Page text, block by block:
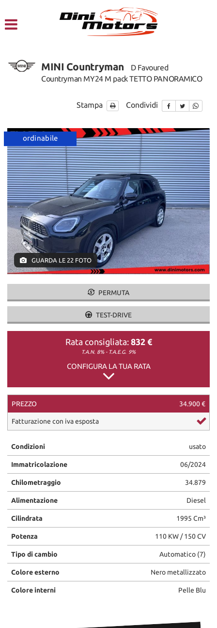
LISTA VEICOLI
SERVIZI
FINANZIAMENTI – LEASING
ACQUISTIAMO USATO
ASSISTENZA
DICONO DI NOI
CONTATTI
MINI Countryman
D Favoured
Countryman MY24 M pack TETTO PANORAMICO
Stampa Condividi
ordinabile
GUARDA LE 22 FOTO
PERMUTA
TEST-DRIVE
Rata consigliata: 832 €
T.A.N. 8% - T.A.E.G. 9%
CONFIGURA LA TUA RATA
PREZZO 34.900 €
Fatturazione con iva esposta
Condizioni usato
Immatricolazione 06/2024
Chilometraggio 34.879
Alimentazione Diesel
Cilindrata 1995 Cm³
Potenza 110 KW / 150 CV
Tipo di cambio Automatico (7)
Colore esterno Nero metallizzato
Colore interni Pelle Blu